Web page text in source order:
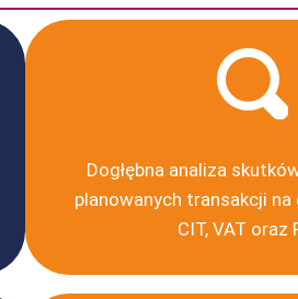
Dogłębna analiza
planowanych transakcji
CIT, VAT oraz